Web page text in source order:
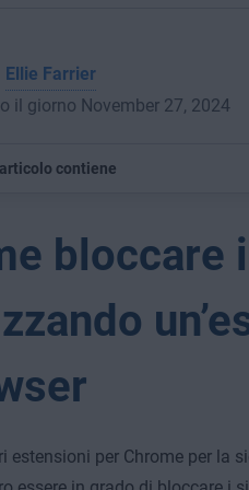
Ellie Farrier
il giorno November 27, 2024
contiene
bloccare
estensioni per Chrome per la